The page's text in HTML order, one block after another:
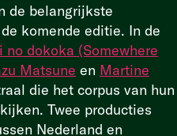
de belangrijkste
komende editie. In de
no dokoka (Somewhere
Matsune en Martine
die het corpus van hun
Twee producties
Nederland en